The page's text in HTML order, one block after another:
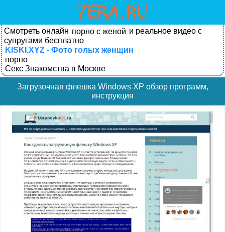
Смотреть онлайн порно с женой и реальное видео с
супругами бесплатно
KISKI.XYZ - Фото голых женщин
порно
Секс Знакомства в Москве
Загрузочная флешка Windows XP обзор программ,
инструкция